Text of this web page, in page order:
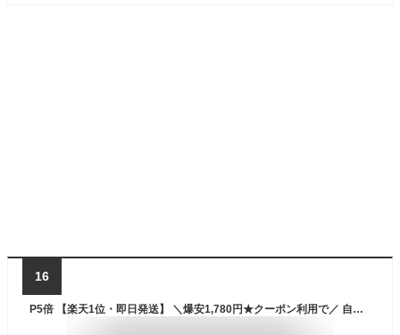
16
P5倍 【楽天1位・即日発送】 ＼爆安1,780円★クーポン利用で／ 自撮り棒 セルカ棒 三脚 リモコン付 125cm bluetooth 多機種対応 スマホ じどり棒 7段階伸縮 360度回転 折り畳み じどりぼ 便利 無線 伸縮式 三脚付き 小型 軽量 コンパクト 多機能 カメラ対応 三脚 スマホ用